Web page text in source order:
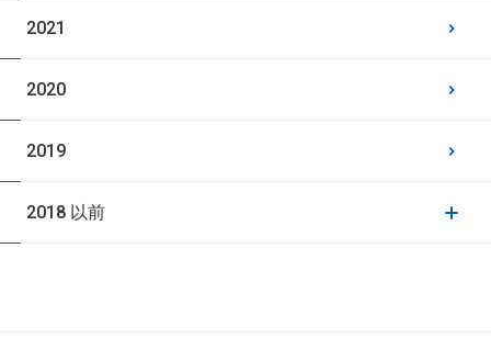
2021
2020
2019
2018 以前